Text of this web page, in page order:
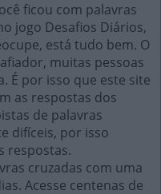
ficou com palavras
jogo Desafios Diários,
está tudo bem. O
muitas pessoas
É por isso que este site
as respostas dos
de palavras
difíceis, por isso
respostas.
cruzadas com uma
Acesse centenas de